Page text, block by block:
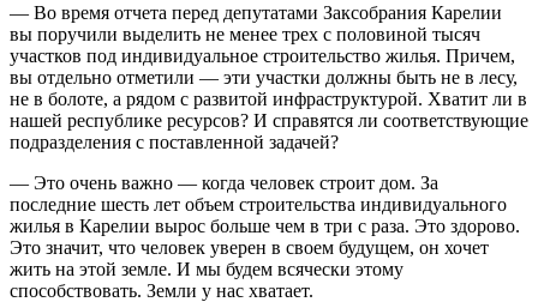
— Во время отчета перед депутатами Заксобрания Карелии
вы поручили выделить не менее трех с половиной тысяч
участков под индивидуальное строительство жилья. Причем,
вы отдельно отметили — эти участки должны быть не в лесу,
не в болоте, а рядом с развитой инфраструктурой. Хватит ли в
нашей республике ресурсов? И справятся ли соответствующие
подразделения с поставленной задачей?
— Это очень важно — когда человек строит дом. За
последние шесть лет объем строительства индивидуального
жилья в Карелии вырос больше чем в три с раза. Это здорово.
Это значит, что человек уверен в своем будущем, он хочет
жить на этой земле. И мы будем всячески этому
способствовать. Земли у нас хватает.